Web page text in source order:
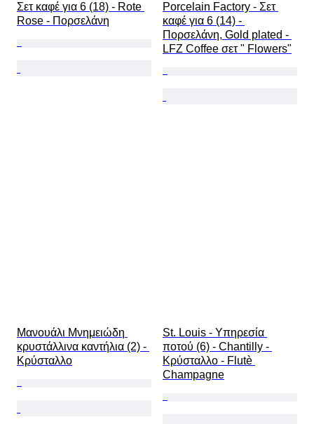
Σετ καφέ για 6 (18) - Rote
Rose - Πορσελάνη
Porcelain Factory - Σετ
καφέ για 6 (14) -
Πορσελάνη, Gold plated -
LFZ Coffee σετ " Flowers"
Μανουάλι Μνημειώδη
κρυστάλλινα καντήλια (2) -
Κρύσταλλο
St. Louis - Υπηρεσία
ποτού (6) - Chantilly -
Κρύσταλλο - Flutè
Champagne